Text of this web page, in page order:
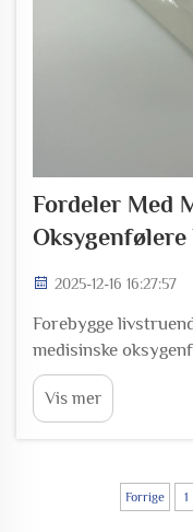
Fordeler Med
Oksygenfølere
2025-12-16 16:27:57
Forebygge
medisinske
uoppdaget hypoksi
Oksygenfølere i
kritiske verktøy for
Vis mer
Forrige 1